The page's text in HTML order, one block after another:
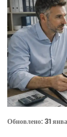
Обновлено: 31